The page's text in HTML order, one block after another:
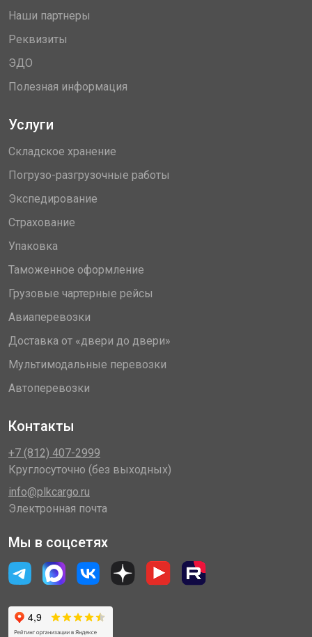
Наши партнеры
Реквизиты
ЭДО
Полезная информация
Услуги
Складское хранение
Погрузо-разгрузочные работы
Экспедирование
Страхование
Упаковка
Таможенное оформление
Грузовые чартерные рейсы
Авиаперевозки
Доставка от «двери до двери»
Мультимодальные перевозки
Автоперевозки
Контакты
+7 (812) 407-2999
Круглосуточно (без выходных)
info@plkcargo.ru
Электронная почта
Мы в соцсетях